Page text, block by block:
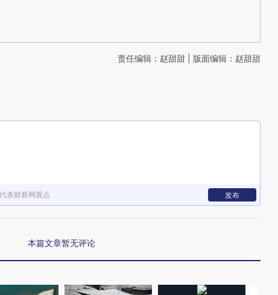
责任编辑：赵甜甜 | 版面编辑：赵甜甜
表财新网观点 发布
本篇文章暂无评论